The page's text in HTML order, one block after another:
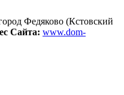
Федяково (Кстовский
Сайта: www.dom-